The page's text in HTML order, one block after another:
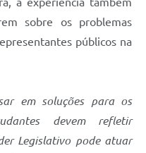
sobre os problemas
públicos na
em soluções para os
devem refletir
Legislativo pode atuar